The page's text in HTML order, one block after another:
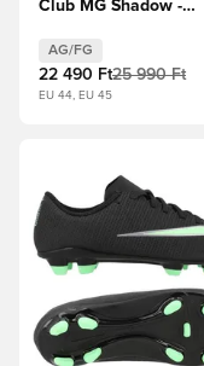
Club MG Shadow -
AG/FG
22 490 Ft25 990 Ft
EU 44, EU 45
Megnyit egy